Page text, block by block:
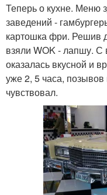
Теперь о кухне. Меню
заведений -
картошка фри. Решив
взяли WOK - лапшу.
оказалась вкусной и
уже 2, 5 часа,
чувствовал.